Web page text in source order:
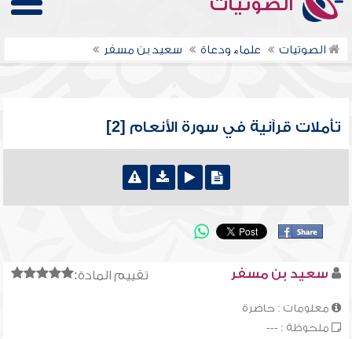
الصوتيات علماء ودعاة سعيد بن مسفر
تأملات قرآنية في سورة الأنعام [2]
تقييم المادة: سعيد بن مسفر
معلومات : حاضرة
ملحوظة : ---